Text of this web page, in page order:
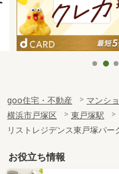
goo住宅・不動産 マンシ
横浜市戸塚区
東戸塚駅
リストレジデンス東戸塚パー
お役立ち情報